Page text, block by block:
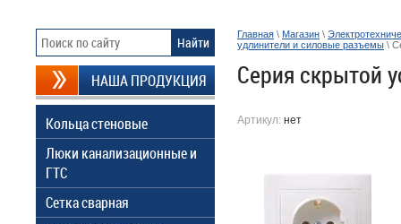
Главная \ Магазин \
удлинители и силовые разъемы \
Серия скрытой
Артикул: нет
НАША ПРОДУКЦИЯ
Кольца стеновые
Люки канализационные и
ГТС
Сетка сварная